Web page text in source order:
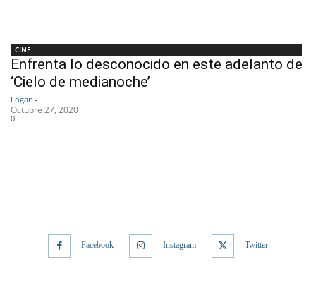
CINE
Enfrenta lo desconocido en este adelanto de
‘Cielo de medianoche’
Logan -
Octubre 27, 2020
0
Facebook Instagram Twitter